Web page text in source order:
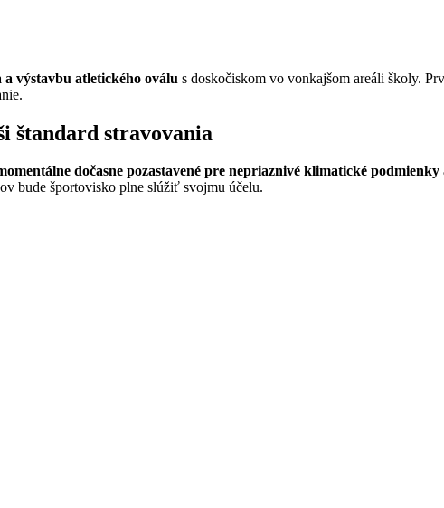
výstavbu atletického oválu s doskočiskom vo vonkajšom areáli školy.
štandard stravovania
dočasne pozastavené pre nepriaznivé klimatické podmienky
bude športovisko plne slúžiť svojmu účelu.